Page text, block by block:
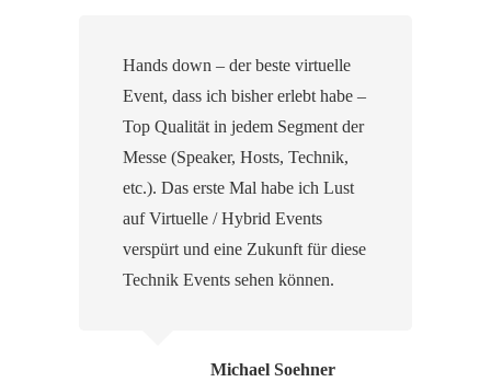
Hands down – der beste virtuelle
Event, dass ich bisher erlebt habe –
Top Qualität in jedem Segment der
Messe (Speaker, Hosts, Technik,
etc.). Das erste Mal habe ich Lust
auf Virtuelle / Hybrid Events
verspürt und eine Zukunft für diese
Technik Events sehen können.
Michael Soehner